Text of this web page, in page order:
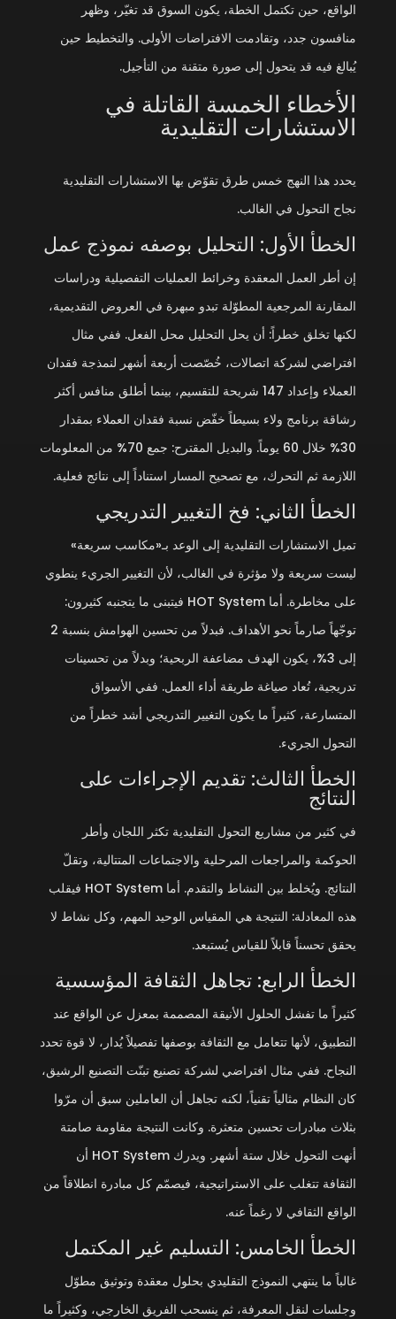
الواقع، حين تكتمل الخطة، يكون السوق قد تغيّر، وظهر
منافسون جدد، وتقادمت الافتراضات الأولى. والتخطيط حين
يُبالغ فيه قد يتحول إلى صورة متقنة من التأجيل.
الأخطاء الخمسة القاتلة في
الاستشارات التقليدية
يحدد هذا النهج خمس طرق تقوّض بها الاستشارات التقليدية
نجاح التحول في الغالب.
الخطأ الأول: التحليل بوصفه نموذج عمل
إن أطر العمل المعقدة وخرائط العمليات التفصيلية ودراسات
المقارنة المرجعية المطوّلة تبدو مبهرة في العروض التقديمية،
لكنها تخلق خطراً: أن يحل التحليل محل الفعل. ففي مثال
افتراضي لشركة اتصالات، خُصّصت أربعة أشهر لنمذجة فقدان
العملاء وإعداد 147 شريحة للتقسيم، بينما أطلق منافس أكثر
رشاقة برنامج ولاء بسيطاً خفّض نسبة فقدان العملاء بمقدار
30% خلال 60 يوماً. والبديل المقترح: جمع 70% من المعلومات
اللازمة ثم التحرك، مع تصحيح المسار استناداً إلى نتائج فعلية.
الخطأ الثاني: فخ التغيير التدريجي
تميل الاستشارات التقليدية إلى الوعد بـ«مكاسب سريعة»
ليست سريعة ولا مؤثرة في الغالب، لأن التغيير الجريء ينطوي
على مخاطرة. أما HOT System فيتبنى ما يتجنبه كثيرون:
توجّهاً صارماً نحو الأهداف. فبدلاً من تحسين الهوامش بنسبة 2
إلى 3%، يكون الهدف مضاعفة الربحية؛ وبدلاً من تحسينات
تدريجية، تُعاد صياغة طريقة أداء العمل. ففي الأسواق
المتسارعة، كثيراً ما يكون التغيير التدريجي أشد خطراً من
التحول الجريء.
الخطأ الثالث: تقديم الإجراءات على
النتائج
في كثير من مشاريع التحول التقليدية تكثر اللجان وأطر
الحوكمة والمراجعات المرحلية والاجتماعات المتتالية، وتقلّ
النتائج. ويُخلط بين النشاط والتقدم. أما HOT System فيقلب
هذه المعادلة: النتيجة هي المقياس الوحيد المهم، وكل نشاط لا
يحقق تحسناً قابلاً للقياس يُستبعد.
الخطأ الرابع: تجاهل الثقافة المؤسسية
كثيراً ما تفشل الحلول الأنيقة المصممة بمعزل عن الواقع عند
التطبيق، لأنها تتعامل مع الثقافة بوصفها تفصيلاً يُدار، لا قوة تحدد
النجاح. ففي مثال افتراضي لشركة تصنيع تبنّت التصنيع الرشيق،
كان النظام مثالياً تقنياً، لكنه تجاهل أن العاملين سبق أن مرّوا
بثلاث مبادرات تحسين متعثرة. وكانت النتيجة مقاومة صامتة
أنهت التحول خلال ستة أشهر. ويدرك HOT System أن
الثقافة تتغلب على الاستراتيجية، فيصمّم كل مبادرة انطلاقاً من
الواقع الثقافي لا رغماً عنه.
الخطأ الخامس: التسليم غير المكتمل
غالباً ما ينتهي النموذج التقليدي بحلول معقدة وتوثيق مطوّل
وجلسات لنقل المعرفة، ثم ينسحب الفريق الخارجي، وكثيراً ما